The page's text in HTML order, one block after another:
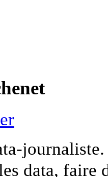
data, faire